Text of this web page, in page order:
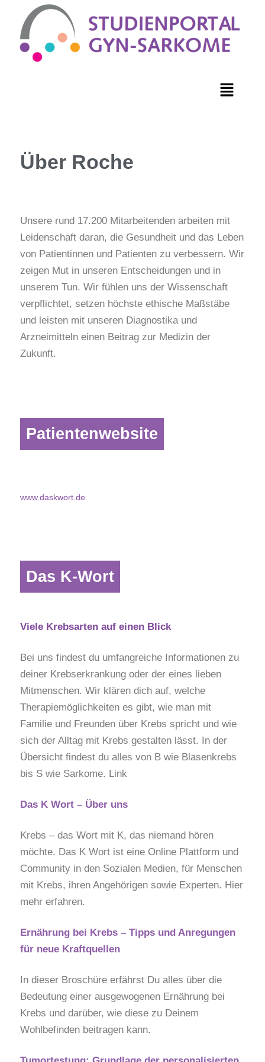
Über Roche
Unsere rund 17.200 Mitarbeitenden arbeiten mit
Leidenschaft daran, die Gesundheit und das Leben
von Patientinnen und Patienten zu verbessern. Wir
zeigen Mut in unseren Entscheidungen und in
unserem Tun. Wir fühlen uns der Wissenschaft
verpflichtet, setzen höchste ethische Maßstäbe
und leisten mit unseren Diagnostika und
Arzneimitteln einen Beitrag zur Medizin der
Zukunft.
Patientenwebsite
www.daskwort.de
Das K-Wort
Viele Krebsarten auf einen Blick
Bei uns findest du umfangreiche Informationen zu
deiner Krebserkrankung oder der eines lieben
Mitmenschen. Wir klären dich auf, welche
Therapiemöglichkeiten es gibt, wie man mit
Familie und Freunden über Krebs spricht und wie
sich der Alltag mit Krebs gestalten lässt. In der
Übersicht findest du alles von B wie Blasenkrebs
bis S wie Sarkome. Link
Das K Wort – Über uns
Krebs – das Wort mit K, das niemand hören
möchte. Das K Wort ist eine Online Plattform und
Community in den Sozialen Medien, für Menschen
mit Krebs, ihren Angehörigen sowie Experten. Hier
mehr erfahren.
Ernährung bei Krebs – Tipps und Anregungen
für neue Kraftquellen
In dieser Broschüre erfährst Du alles über die
Bedeutung einer ausgewogenen Ernährung bei
Krebs und darüber, wie diese zu Deinem
Wohlbefinden beitragen kann.